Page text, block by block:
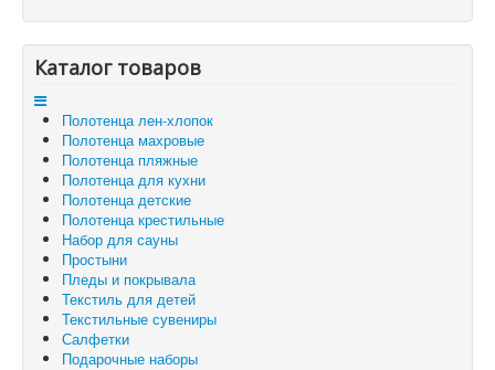
Каталог товаров
Полотенца лен-хлопок
Полотенца махровые
Полотенца пляжные
Полотенца для кухни
Полотенца детские
Полотенца крестильные
Набор для сауны
Простыни
Пледы и покрывала
Текстиль для детей
Текстильные сувениры
Салфетки
Подарочные наборы